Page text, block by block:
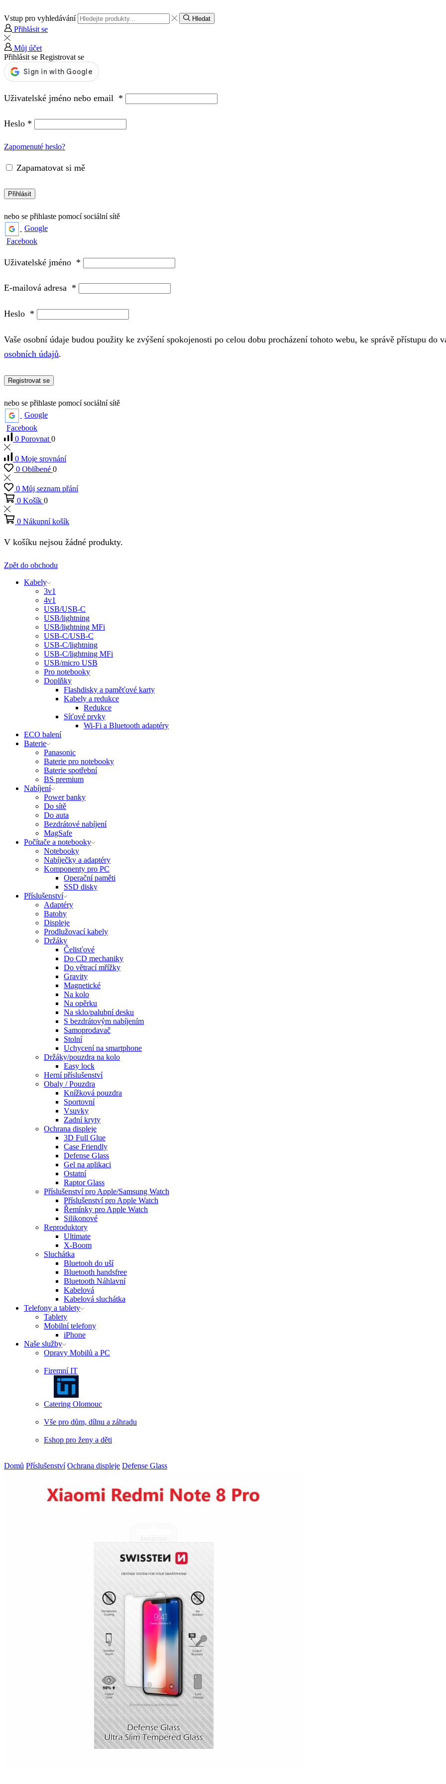
Vstup pro vyhledávání Hledat
Přihlásit se
Můj účet
Přihlásit se Registrovat se
Uživatelské jméno nebo email *
Heslo *
Zapomenuté heslo?
Zapamatovat si mě
Přihlásit
nebo se přihlaste pomocí sociální sítě
Google
Facebook
Uživatelské jméno *
E-mailová adresa *
Heslo *
Vaše osobní údaje budou použity ke zvýšení spokojenosti po celou dobu procházení tohoto webu, ke správě přístupu do
osobních údajů.
Registrovat se
nebo se přihlaste pomocí sociální sítě
Google
Facebook
0 Porovnat 0
0 Moje srovnání
0 Oblíbené 0
0 Můj seznam přání
0 Košík 0
0 Nákupní košík
V košíku nejsou žádné produkty.
Zpět do obchodu
Kabely
3v1
4v1
USB/USB-C
USB/lightning
USB/lightning MFi
USB-C/USB-C
USB-C/lightning
USB-C/lightning MFi
USB/micro USB
Pro notebooky
Doplňky
Flashdisky a paměťové karty
Kabely a redukce
Redukce
Síťové prvky
Wi-Fi a Bluetooth adaptéry
ECO balení
Baterie
Panasonic
Baterie pro notebooky
Baterie spotřební
BS premium
Nabíjení
Power banky
Do sítě
Do auta
Bezdrátové nabíjení
MagSafe
Počítače a notebooky
Notebooky
Nabíječky a adaptéry
Komponenty pro PC
Operační paměti
SSD disky
Příslušenství
Adaptéry
Batohy
Displeje
Prodlužovací kabely
Držáky
Čelisťové
Do CD mechaniky
Do větrací mřížky
Gravity
Magnetické
Na kolo
Na opěrku
Na sklo/palubní desku
S bezdrátovým nabíjením
Samoprodavač
Stolní
Uchycení na smartphone
Držáky/pouzdra na kolo
Easy lock
Herní příslušenství
Obaly / Pouzdra
Knížková pouzdra
Sportovní
Vsuvky
Zadní kryty
Ochrana displeje
3D Full Glue
Case Friendly
Defense Glass
Gel na aplikaci
Ostatní
Raptor Glass
Příslušenství pro Apple/Samsung Watch
Příslušenství pro Apple Watch
Řemínky pro Apple Watch
Silikonové
Reproduktory
Ultimate
X-Boom
Sluchátka
Bluetooh do uší
Bluetooth handsfree
Bluetooth Náhlavní
Kabelová
Kabelová sluchátka
Telefony a tablety
Tablety
Mobilní telefony
iPhone
Naše služby
Opravy Mobilů a PC
Firemní IT
Catering Olomouc
Vše pro dům, dílnu a záhradu
Eshop pro ženy a děti
Domů Příslušenství Ochrana displeje Defense Glass